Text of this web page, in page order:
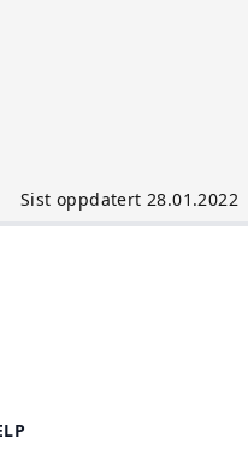
Sist oppdatert 28.01.2022